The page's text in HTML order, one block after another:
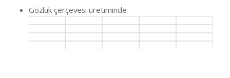
Gözlük çerçevesi üretiminde